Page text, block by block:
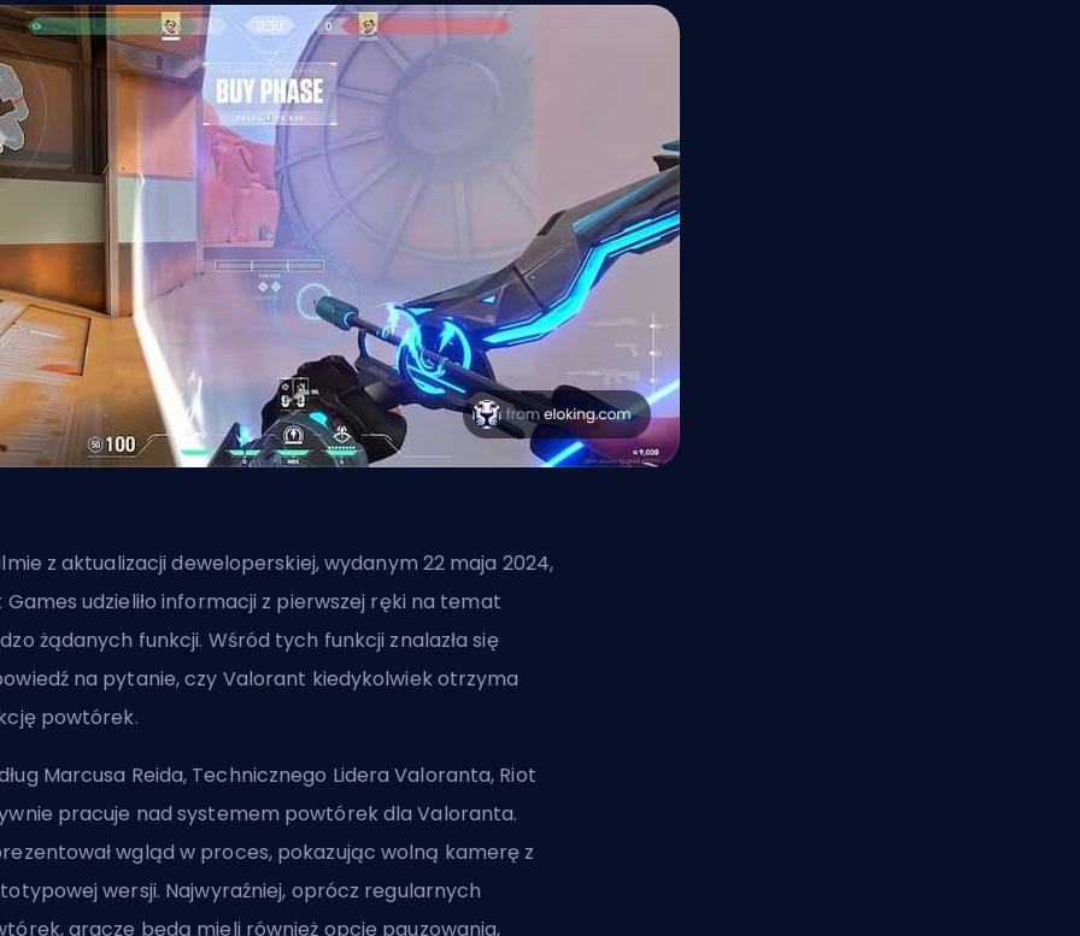
z aktualizacji deweloperskiej, wydanym 22 maja 2024,
Games udzieliło informacji z pierwszej ręki na temat
żądanych funkcji. Wśród tych funkcji znalazła się
na pytanie, czy Valorant kiedykolwiek otrzyma
powtórek.
Marcusa Reida, Technicznego Lidera Valoranta, Riot
pracuje nad systemem powtórek dla Valoranta.
wgląd w proces, pokazując wolną kamerę z
wersji. Najwyraźniej, oprócz regularnych
gracze będą mieli również opcję pauzowania,